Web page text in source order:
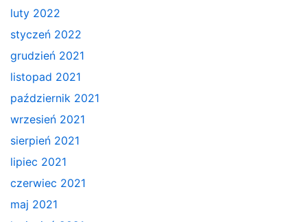
luty 2022
styczeń 2022
grudzień 2021
listopad 2021
październik 2021
wrzesień 2021
sierpień 2021
lipiec 2021
czerwiec 2021
maj 2021